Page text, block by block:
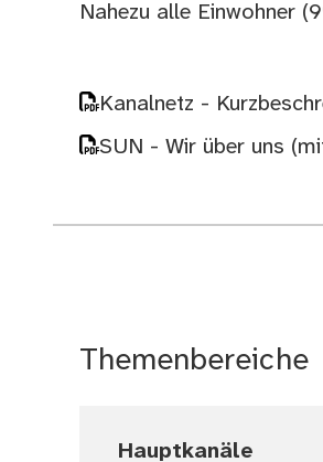
Nahezu alle Einwohner
Kanalnetz -
SUN - Wir über uns
Themenbereiche
Hauptkanäle